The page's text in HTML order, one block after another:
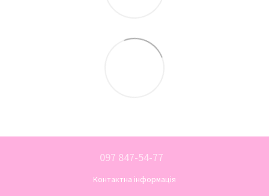
097 847-54-77
Контактна інформація